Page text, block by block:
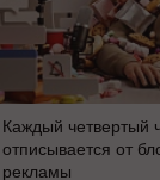
Каждый четвертый
отписывается от
рекламы